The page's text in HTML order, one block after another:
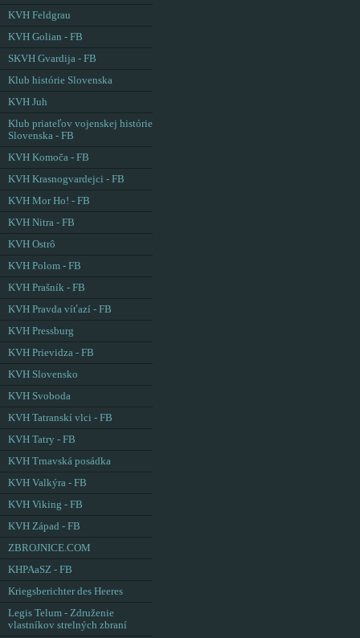
KVH Feldgrau
KVH Golian - FB
SKVH Gvardija - FB
Klub histórie Slovenska
KVH Juh
Klub priateľov vojenskej histórie
Slovenska - FB
KVH Komoča - FB
KVH Krasnogvardejci - FB
KVH Mor Ho! - FB
KVH Nitra - FB
KVH Ostrô
KVH Polom - FB
KVH Prašník - FB
KVH Pravda víťazí - FB
KVH Pressburg
KVH Prievidza - FB
KVH Slovensko
KVH Svoboda
KVH Tatranskí vlci - FB
KVH Tatry - FB
KVH Trnavská posádka
KVH Valkýra - FB
KVH Viking - FB
KVH Západ - FB
ZBROJNICE.COM
KHPAaSZ - FB
Kriegsberichter des Heeres
Legis Telum - Združenie
vlastníkov strelných zbraní